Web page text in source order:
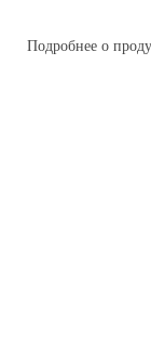
Подробнее о